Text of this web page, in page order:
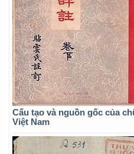
Cấu tạo và nguồn gốc của
Việt Nam